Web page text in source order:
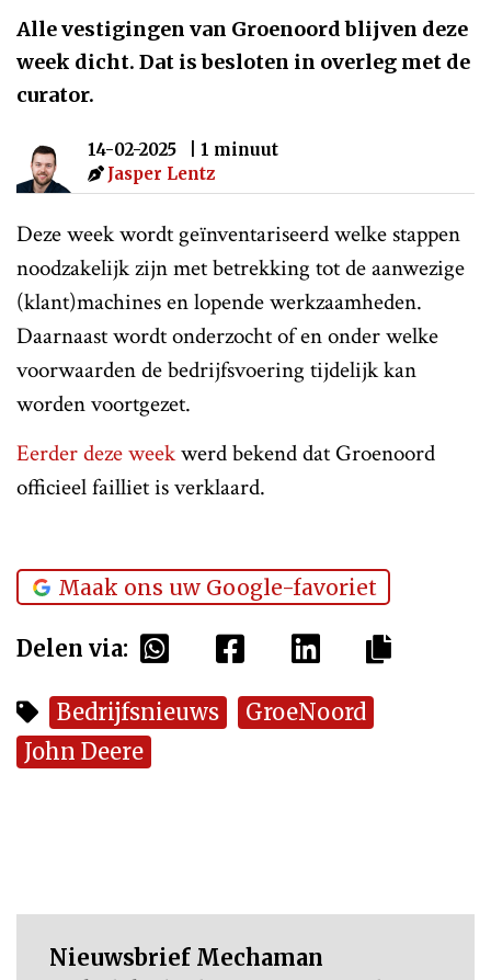
Alle vestigingen van Groenoord blijven deze
week dicht. Dat is besloten in overleg met de
curator.
14-02-2025
| 1 minuut
Jasper Lentz
Deze week wordt geïnventariseerd welke stappen
noodzakelijk zijn met betrekking tot de aanwezige
(klant)machines en lopende werkzaamheden.
Daarnaast wordt onderzocht of en onder welke
voorwaarden de bedrijfsvoering tijdelijk kan
worden voortgezet.
Eerder deze weekwerd bekend dat Groenoord
officieel failliet is verklaard.
Maak ons uw Google-favoriet
Delen via:
Bedrijfsnieuws
GroeNoord
John Deere
Nieuwsbrief Mechaman